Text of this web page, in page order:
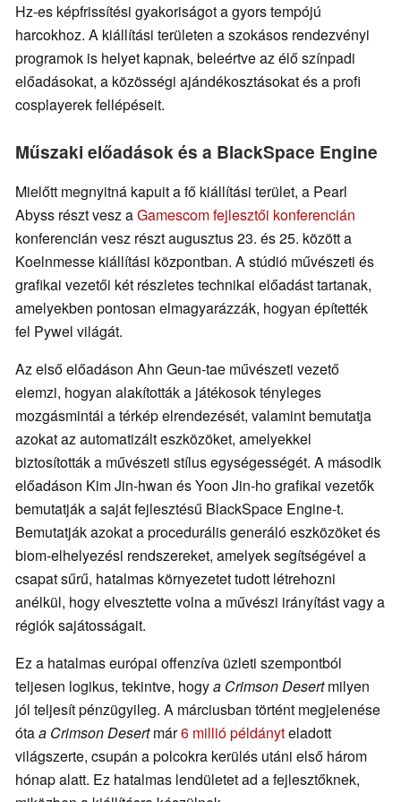
Hz-es képfrissítési gyakoriságot a gyors tempójú
harcokhoz. A kiállítási területen a szokásos rendezvényi
programok is helyet kapnak, beleértve az élő színpadi
előadásokat, a közösségi ajándékosztásokat és a profi
cosplayerek fellépéseit.
Műszaki előadások és a BlackSpace Engine
Mielőtt megnyitná kapuit a fő kiállítási terület, a Pearl
Abyss részt vesz aGamescom fejlesztői konferencián
konferencián vesz részt augusztus 23. és 25. között a
Koelnmesse kiállítási központban. A stúdió művészeti és
grafikai vezetői két részletes technikai előadást tartanak,
amelyekben pontosan elmagyarázzák, hogyan építették
fel Pywel világát.
Az első előadáson Ahn Geun-tae művészeti vezető
elemzi, hogyan alakították a játékosok tényleges
mozgásmintái a térkép elrendezését, valamint bemutatja
azokat az automatizált eszközöket, amelyekkel
biztosították a művészeti stílus egységességét. A második
előadáson Kim Jin-hwan és Yoon Jin-ho grafikai vezetők
bemutatják a saját fejlesztésű BlackSpace Engine-t.
Bemutatják azokat a procedurális generáló eszközöket és
biom-elhelyezési rendszereket, amelyek segítségével a
csapat sűrű, hatalmas környezetet tudott létrehozni
anélkül, hogy elvesztette volna a művészi irányítást vagy a
régiók sajátosságait.
Ez a hatalmas európai offenzíva üzleti szempontból
teljesen logikus, tekintve, hogya Crimson Desertmilyen
jól teljesít pénzügyileg. A márciusban történt megjelenése
ótaa Crimson Desertmár6 millió példányteladott
világszerte, csupán a polcokra kerülés utáni első három
hónap alatt. Ez hatalmas lendületet ad a fejlesztőknek,